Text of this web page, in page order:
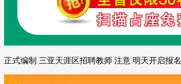
正式编制 三亚天涯区招聘教师 注意 明天开启报名